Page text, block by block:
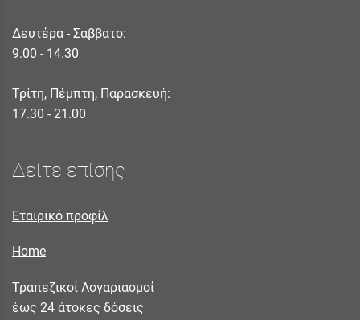
Δευτέρα - Σαββατο:
9.00 - 14.30
Τρίτη, Πέμπτη, Παρασκευή:
17.30 - 21.00
Δείτε επίσης
Εταιρικό προφίλ
Home
Τραπεζικοί Λογαριασμοί
έως 24 άτοκες δόσεις